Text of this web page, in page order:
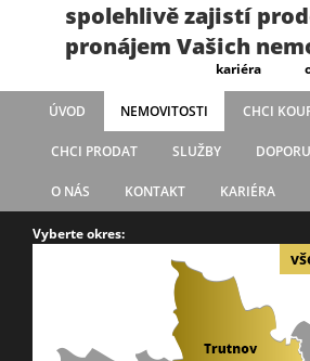
spolehlivě zajistí
pronájem Vašich
kariéra
ÚVOD NEMOVITOSTI CHCI
CHCI PRODAT SLUŽBY
O NÁS KONTAKT KARIÉRA
Vyberte okres: